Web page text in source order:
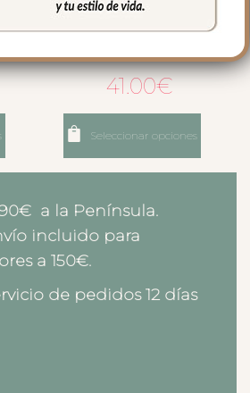
6564 Guantes Alaska
Negro
41.00€
Seleccionar opciones
a la Península.
para
a 150€.
de pedidos 12 días